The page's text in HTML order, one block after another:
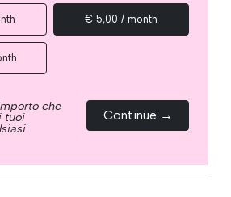
€ 5,00 / month
che
tuoi Continue →